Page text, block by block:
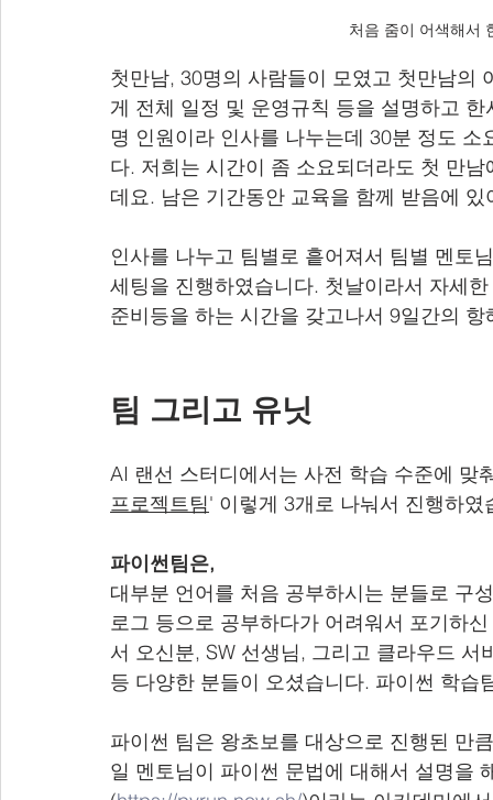
처음 줌이 어색해서
첫만남, 30명의 사람들이 모였고 첫만남의
게 전체 일정 및 운영규칙 등을 설명하고
명 인원이라 인사를 나누는데 30분 정도
다. 저희는 시간이 좀 소요되더라도 첫 만
데요. 남은 기간동안 교육을 함께 받음에
인사를 나누고 팀별로 흩어져서 팀별 멘토
세팅을 진행하였습니다. 첫날이라서 자세
준비등을 하는 시간을 갖고나서 9일간의
팀 그리고 유닛
AI 랜선 스터디에서는 사전 학습 수준에 맞
프로젝트팀' 이렇게 3개로 나눠서 진행하였
파이썬팀은,
대부분 언어를 처음 공부하시는 분들로 구
로그 등으로 공부하다가 어려워서 포기하
서 오신분, SW 선생님, 그리고 클라우드
등 다양한 분들이 오셨습니다. 파이썬 학습
파이썬 팀은 왕초보를 대상으로 진행된 만
일 멘토님이 파이썬 문법에 대해서 설명을